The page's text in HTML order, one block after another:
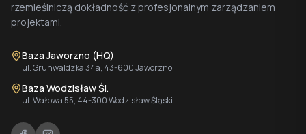
rzemieślniczą dokładność z profesjonalnym zarządzaniem
projektami.
Baza Jaworzno (HQ)
ul. Grunwaldzka 34a, 43-600 Jaworzno
Baza Wodzisław Śl.
ul. Wałowa 55, 44-300 Wodzisław Śląski